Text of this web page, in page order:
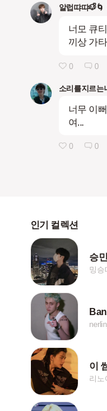
알럽땨땨🐶ᩚ🌀
너모 큐
끼상 가
0 0
소리를지르는
너무 이
여...
0 0
인기 컬렉션
승
밍승
리노